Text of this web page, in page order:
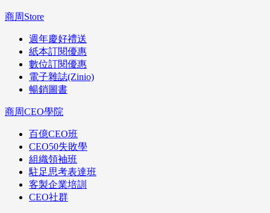
商周Store
週年慶好禮送
紙本訂閱優惠
數位訂閱優惠
電子雜誌(Zinio)
暢銷圖書
商周CEO學院
百億CEO班
CEO50失敗學
組織領袖班
駐足思考表達班
客製企業培訓
CEO社群